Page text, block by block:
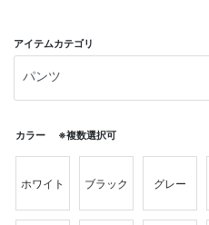
アイテムカテゴリ
カラー ※複数選択可
ホワイト ブラック グレー